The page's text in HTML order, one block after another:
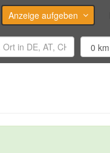
Anzeige aufgeben